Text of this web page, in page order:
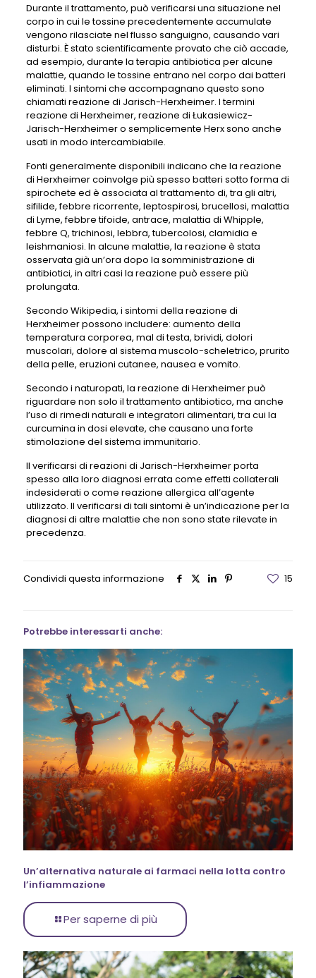
Durante il trattamento, può verificarsi una situazione nel
corpo in cui le tossine precedentemente accumulate
vengono rilasciate nel flusso sanguigno, causando vari
disturbi. È stato scientificamente provato che ciò accade,
ad esempio, durante la terapia antibiotica per alcune
malattie, quando le tossine entrano nel corpo dai batteri
eliminati. I sintomi che accompagnano questo sono
chiamati reazione di Jarisch-Herxheimer. I termini
reazione di Herxheimer, reazione di Łukasiewicz-
Jarisch-Herxheimer o semplicemente Herx sono anche
usati in modo intercambiabile.
Fonti generalmente disponibili indicano che la reazione
di Herxheimer coinvolge più spesso batteri sotto forma di
spirochete ed è associata al trattamento di, tra gli altri,
sifilide, febbre ricorrente, leptospirosi, brucellosi, malattia
di Lyme, febbre tifoide, antrace, malattia di Whipple,
febbre Q, trichinosi, lebbra, tubercolosi, clamidia e
leishmaniosi. In alcune malattie, la reazione è stata
osservata già un’ora dopo la somministrazione di
antibiotici, in altri casi la reazione può essere più
prolungata.
Secondo Wikipedia, i sintomi della reazione di
Herxheimer possono includere: aumento della
temperatura corporea, mal di testa, brividi, dolori
muscolari, dolore al sistema muscolo-scheletrico, prurito
della pelle, eruzioni cutanee, nausea e vomito.
Secondo i naturopati, la reazione di Herxheimer può
riguardare non solo il trattamento antibiotico, ma anche
l’uso di rimedi naturali e integratori alimentari, tra cui la
curcumina in dosi elevate, che causano una forte
stimolazione del sistema immunitario.
Il verificarsi di reazioni di Jarisch-Herxheimer porta
spesso alla loro diagnosi errata come effetti collaterali
indesiderati o come reazione allergica all’agente
utilizzato. Il verificarsi di tali sintomi è un’indicazione per la
diagnosi di altre malattie che non sono state rilevate in
precedenza.
Condividi questa informazione 15
Potrebbe interessarti anche:
Un’alternativa naturale ai farmaci nella lotta contro
l’infiammazione
Per saperne di più